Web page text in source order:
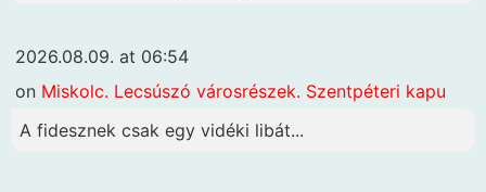
2026.08.09. at 06:54
on Miskolc. Lecsúszó városrészek. Szentpéteri kapu
A fidesznek csak egy vidéki libát...